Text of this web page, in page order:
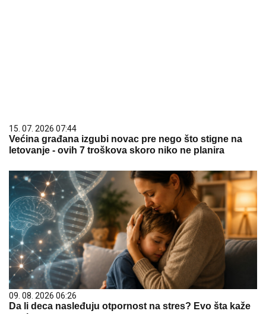
15. 07. 2026 07:44
Većina građana izgubi novac pre nego što stigne na
letovanje - ovih 7 troškova skoro niko ne planira
09. 08. 2026 06:26
Da li deca nasleđuju otpornost na stres? Evo šta kaže